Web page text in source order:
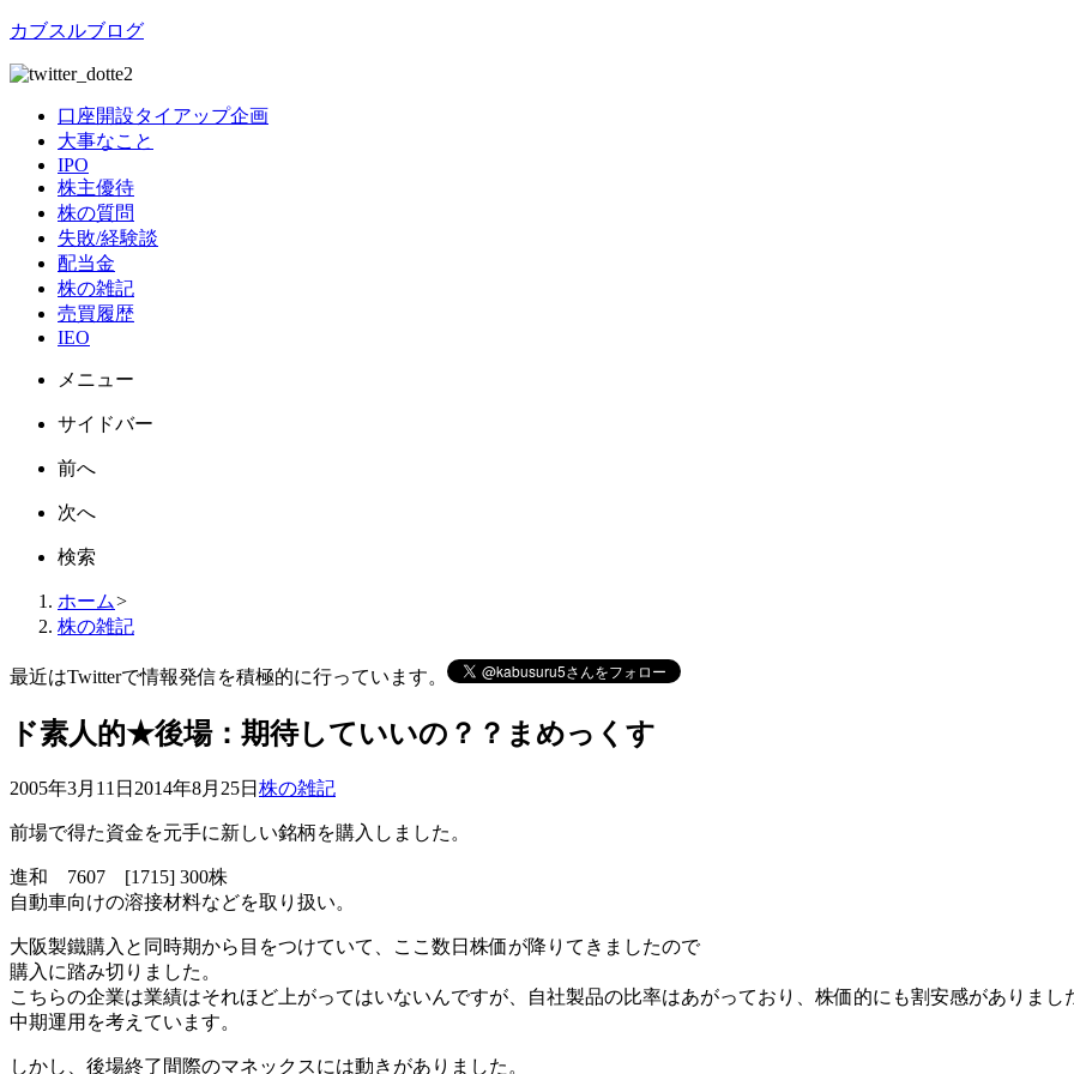
カブスルブログ
口座開設タイアップ企画
大事なこと
IPO
株主優待
株の質問
失敗/経験談
配当金
株の雑記
売買履歴
IEO
メニュー
サイドバー
前へ
次へ
検索
ホーム>
株の雑記
最近はTwitterで情報発信を積極的に行っています。
ド素人的★後場：期待していいの？？まめっくす
2005年3月11日 2014年8月25日 株の雑記
前場で得た資金を元手に新しい銘柄を購入しました。
進和 7607 [1715] 300株
自動車向けの溶接材料などを取り扱い。
大阪製鐵購入と同時期から目をつけていて、ここ数日株価が降りてきましたので
購入に踏み切りました。
こちらの企業は業績はそれほど上がってはいないんですが、自社製品の比率はあがっており、株価的にも割安感がありま
中期運用を考えています。
しかし、後場終了間際のマネックスには動きがありました。